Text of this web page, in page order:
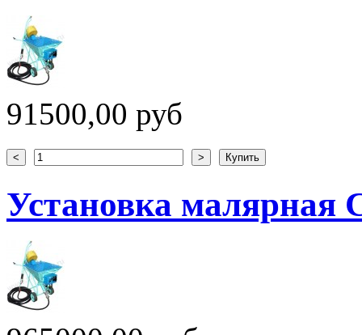
91500,00 руб
Установка малярная